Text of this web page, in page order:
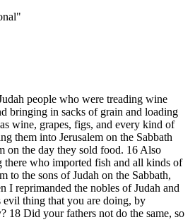
people who were treading wine
bringing in sacks of grain and loading
wine, grapes, figs, and every kind of
them into Jerusalem on the Sabbath
on the day they sold food. 16 Also
who imported fish and all kinds of
to the sons of Judah on the Sabbath,
I reprimanded the nobles of Judah and
evil thing that you are doing, by
18 Did your fathers not do the same, so